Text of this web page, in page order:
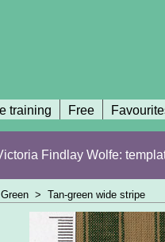
training Free
Findlay Wolfe:
Green > Tan-green wide stripe